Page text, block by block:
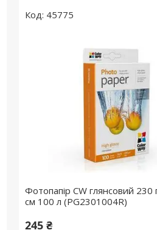
45775
Фотопапір CW глянсовий
см 100 л (PG2301004R)
245 ₴